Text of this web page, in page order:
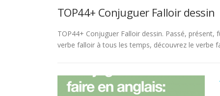
TOP44+ Conjuguer Falloir dessin
TOP44+ Conjuguer Falloir dessin. Passé,
verbe falloir à tous les temps, découvrez le verbe